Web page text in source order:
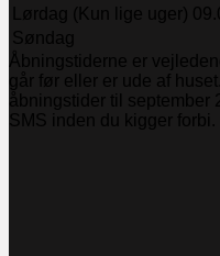
Lørdag (Kun lige uger)
Søndag
Åbningstiderne er
går før eller er ude af
åbningstider til september
SMS inden du kigger forbi.